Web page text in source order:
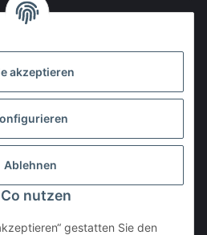
akzeptieren
Ablehnen
nutzen
gestatten Sie den